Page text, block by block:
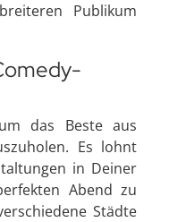
Publikum
das Beste aus
Es lohnt
in Deiner
Abend zu
Städte